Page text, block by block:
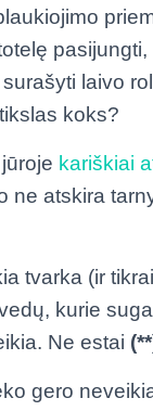
laivo
koks?
kariškiai
ne atskira
tvarka (ir
kurie
Ne estai
gero